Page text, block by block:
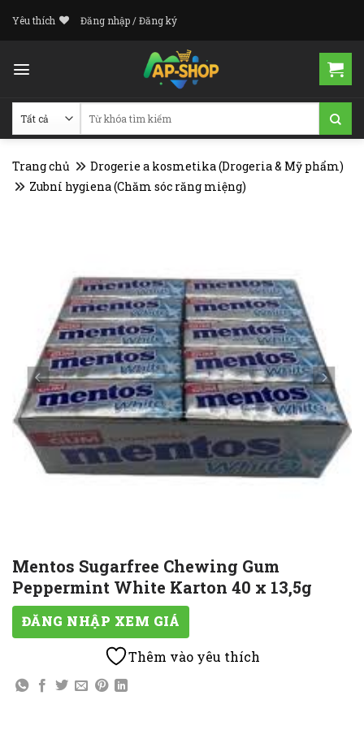
Yêu thích Đăng nhập / Đăng ký
Trang chủ
Drogerie a kosmetika (Drogeria & Mỹ phẩm)
Zubní hygiena (Chăm sóc răng miệng)
Mentos Sugarfree Chewing Gum
Peppermint White Karton 40 x 13,5g
ĐĂNG NHẬP XEM GIÁ
Thêm vào yêu thích